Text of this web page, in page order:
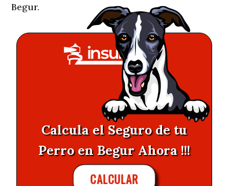
Begur.
Calcula el Seguro de tu
Perro en Begur Ahora !!!
CALCULAR